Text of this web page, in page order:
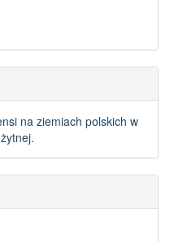
na ziemiach polskich w